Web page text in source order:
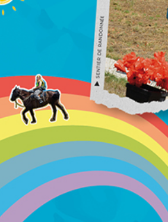
Ecole de musique
Habitat
GEMAPI
Police Municipale
Intercommunale
Accueil des gens du
voyage
Santé
Mobilité
Plan climat